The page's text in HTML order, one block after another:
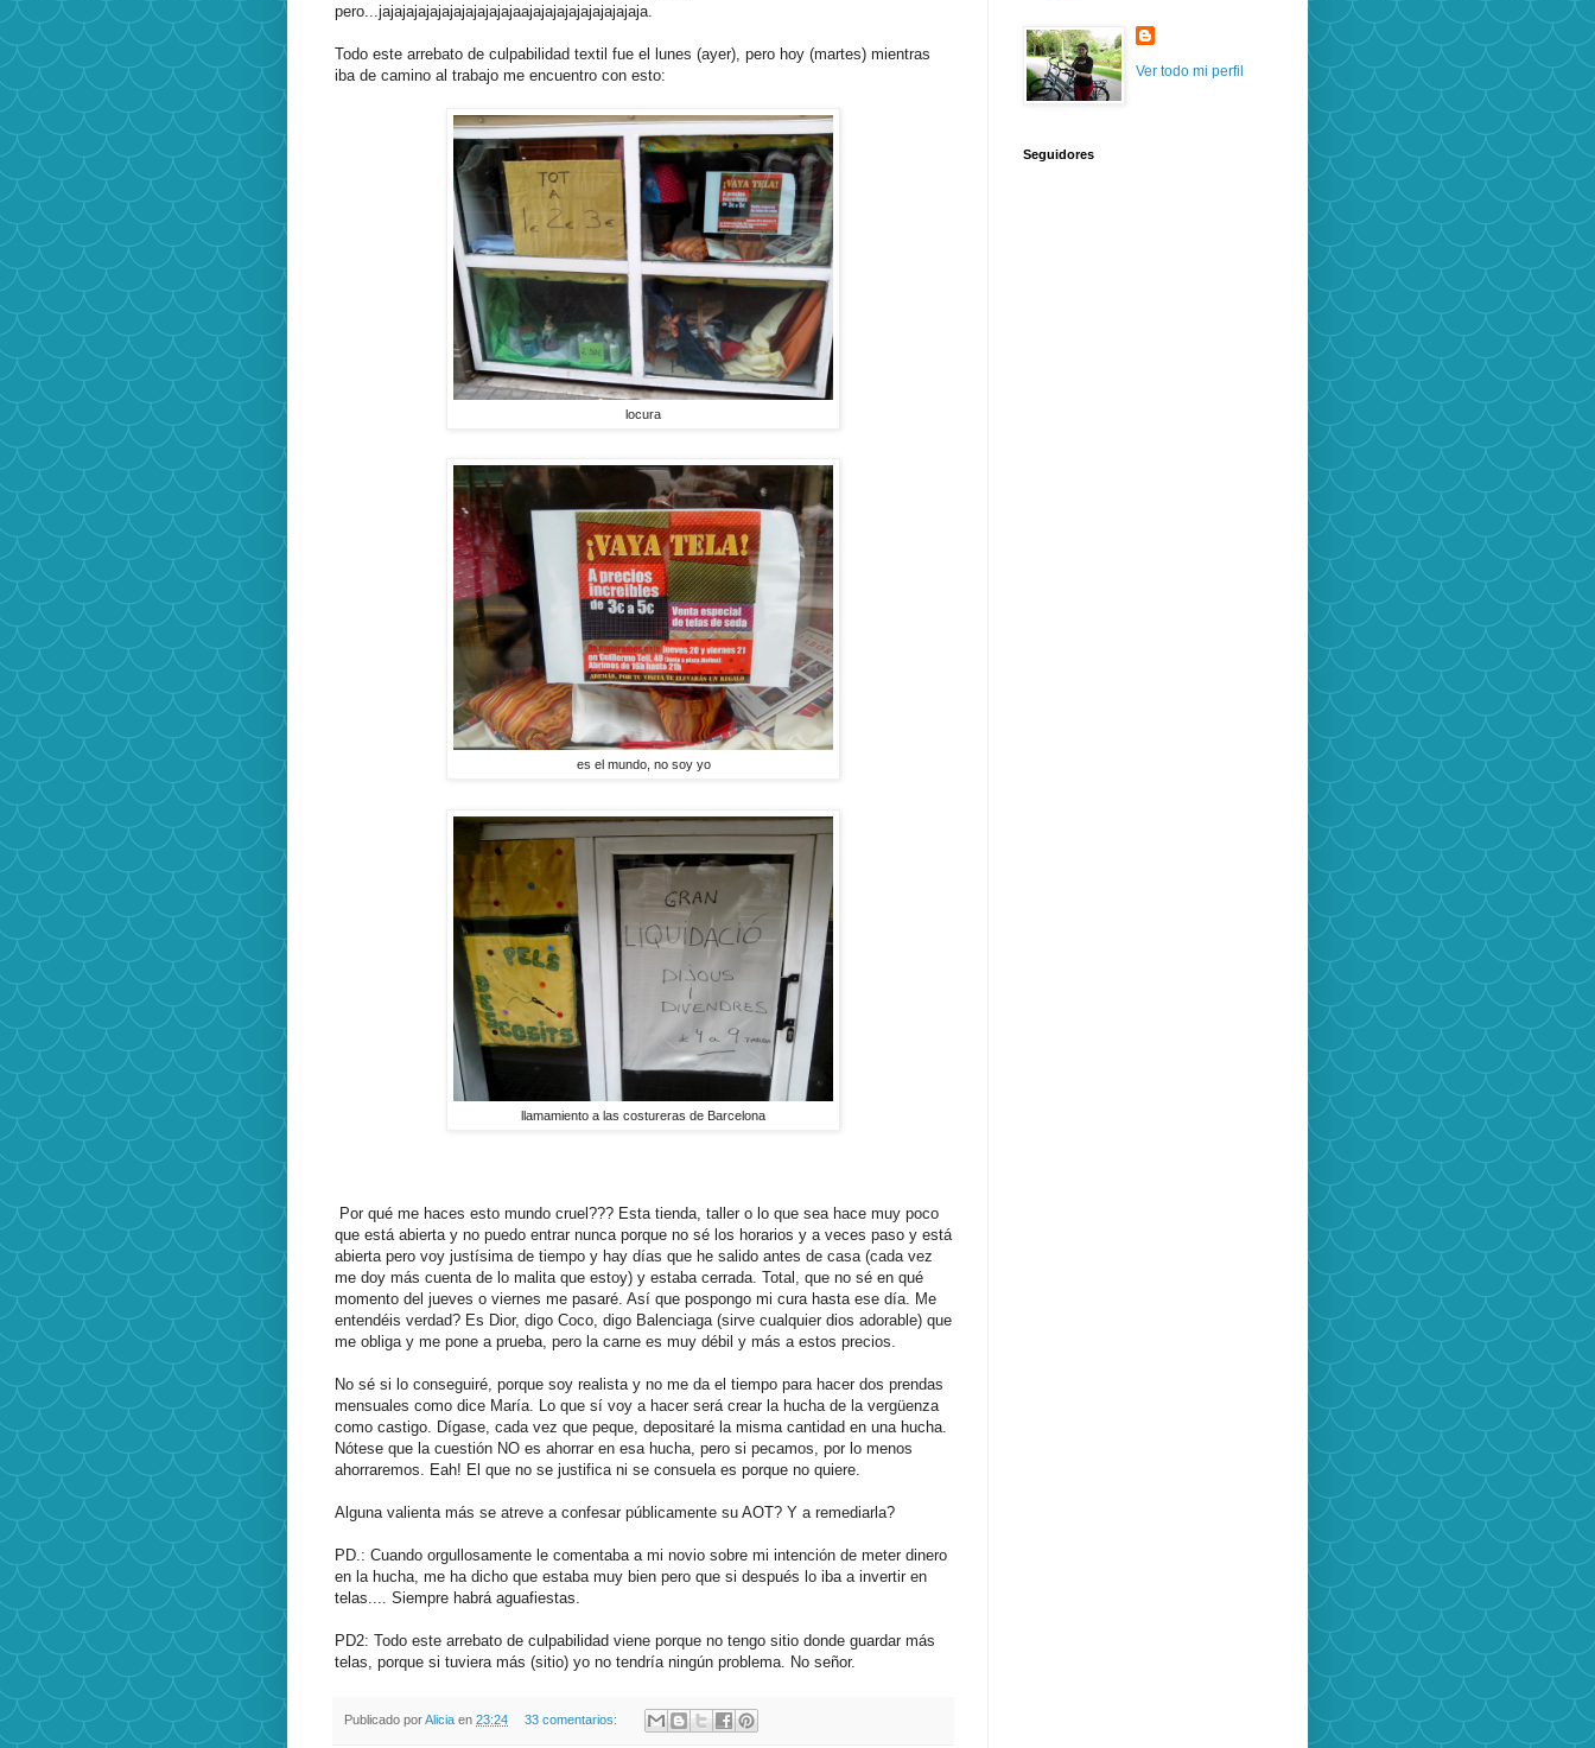
pero...jajajajajajajajajajajajaajajajajajajajajajaja.
Todo este arrebato de culpabilidad textil fue el lunes (ayer), pero hoy (martes) mientras
iba de camino al trabajo me encuentro con esto:
locura
es el mundo, no soy yo
llamamiento a las costureras de Barcelona
Por qué me haces esto mundo cruel??? Esta tienda, taller o lo que sea hace muy poco
que está abierta y no puedo entrar nunca porque no sé los horarios y a veces paso y está
abierta pero voy justísima de tiempo y hay días que he salido antes de casa (cada vez
me doy más cuenta de lo malita que estoy) y estaba cerrada. Total, que no sé en qué
momento del jueves o viernes me pasaré. Así que pospongo mi cura hasta ese día. Me
entendéis verdad? Es Dior, digo Coco, digo Balenciaga (sirve cualquier dios adorable) que
me obliga y me pone a prueba, pero la carne es muy débil y más a estos precios.
No sé si lo conseguiré, porque soy realista y no me da el tiempo para hacer dos prendas
mensuales como dice María. Lo que sí voy a hacer será crear la hucha de la vergüenza
como castigo. Dígase, cada vez que peque, depositaré la misma cantidad en una hucha.
Nótese que la cuestión NO es ahorrar en esa hucha, pero si pecamos, por lo menos
ahorraremos. Eah! El que no se justifica ni se consuela es porque no quiere.
Alguna valienta más se atreve a confesar públicamente su AOT? Y a remediarla?
PD.: Cuando orgullosamente le comentaba a mi novio sobre mi intención de meter dinero
en la hucha, me ha dicho que estaba muy bien pero que si después lo iba a invertir en
telas.... Siempre habrá aguafiestas.
PD2: Todo este arrebato de culpabilidad viene porque no tengo sitio donde guardar más
telas, porque si tuviera más (sitio) yo no tendría ningún problema. No señor.
Publicado porAlicia en 23:24 33 comentarios:
Ver todo mi perfil
Seguidores